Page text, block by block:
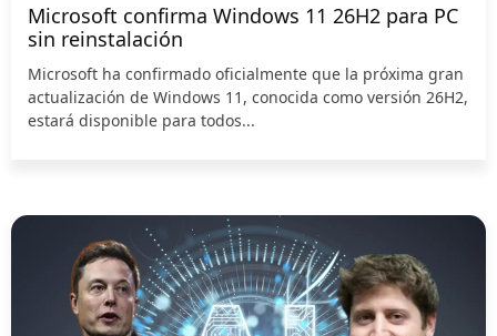
Microsoft confirma Windows 11 26H2 para PC
sin reinstalación
Microsoft ha confirmado oficialmente que la próxima gran
actualización de Windows 11, conocida como versión 26H2,
estará disponible para todos...